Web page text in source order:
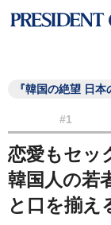
『韓国の絶望 日本
#1
恋愛もセッ
韓国人の若
と口を揃え